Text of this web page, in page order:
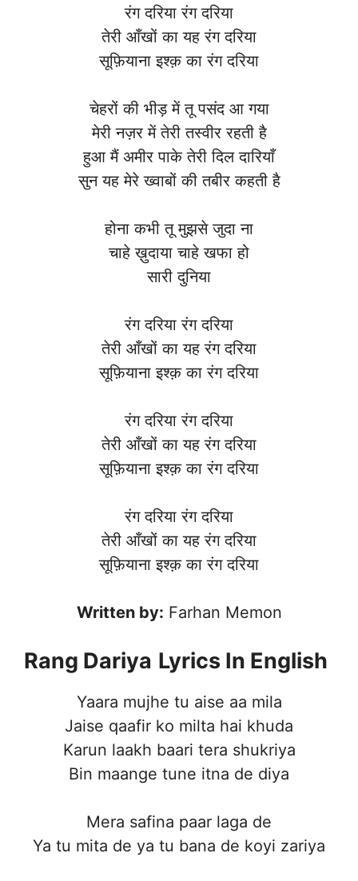
रंग दरिया रंग दरिया
तेरी आँखों का यह रंग दरिया
सूफ़ियाना इश्क़ का रंग दरिया
चेहरों की भीड़ में तू पसंद आ गया
मेरी नज़र में तेरी तस्वीर रहती है
हुआ मैं अमीर पाके तेरी दिल दारियाँ
सुन यह मेरे ख्वाबों की तबीर कहती है
होना कभी तू मुझसे जुदा ना
चाहे ख़ुदाया चाहे खफा हो
सारी दुनिया
रंग दरिया रंग दरिया
तेरी आँखों का यह रंग दरिया
सूफ़ियाना इश्क़ का रंग दरिया
रंग दरिया रंग दरिया
तेरी आँखों का यह रंग दरिया
सूफ़ियाना इश्क़ का रंग दरिया
रंग दरिया रंग दरिया
तेरी आँखों का यह रंग दरिया
सूफ़ियाना इश्क़ का रंग दरिया
Written by: Farhan Memon
Rang Dariya Lyrics In English
Yaara mujhe tu aise aa mila
Jaise qaafir ko milta hai khuda
Karun laakh baari tera shukriya
Bin maange tune itna de diya
Mera safina paar laga de
Ya tu mita de ya tu bana de koyi zariya